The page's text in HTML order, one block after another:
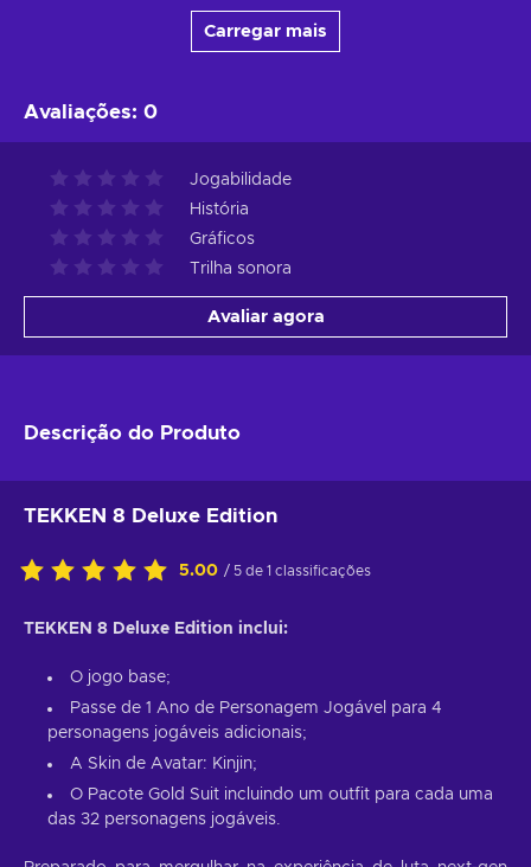
Carregar mais
Avaliações: 0
Jogabilidade
História
Gráficos
Trilha sonora
Avaliar agora
Descrição do Produto
TEKKEN 8 Deluxe Edition
5.00 / 5 de 1 classificações
TEKKEN 8 Deluxe Edition inclui:
O jogo base;
Passe de 1 Ano de Personagem Jogável para 4
personagens jogáveis adicionais;
A Skin de Avatar: Kinjin;
O Pacote Gold Suit incluindo um outfit para cada uma
das 32 personagens jogáveis.